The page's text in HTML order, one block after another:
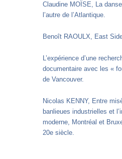
Claudine MOÏSE, La
l’autre de l’Atlantique.
Benoît RAOULX, East
L’expérience d’une
documentaire avec les «
de Vancouver.
Nicolas KENNY, Entre
banlieues industrielles et
moderne, Montréal et
20e siècle.